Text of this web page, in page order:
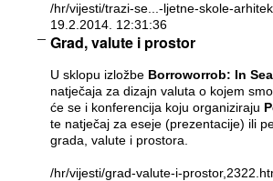
/hr/vijesti/trazi-se...-ljetne-skole-
19.2.2014. 12:31:36
Grad, valute i prostor
U sklopu izložbe Borroworrob: In
natječaja za dizajn valuta o kojem
će se i konferencija koju organiziraju
te natječaj za eseje (prezentacije) ili
grada, valute i prostora.
/hr/vijesti/grad-valute-i-